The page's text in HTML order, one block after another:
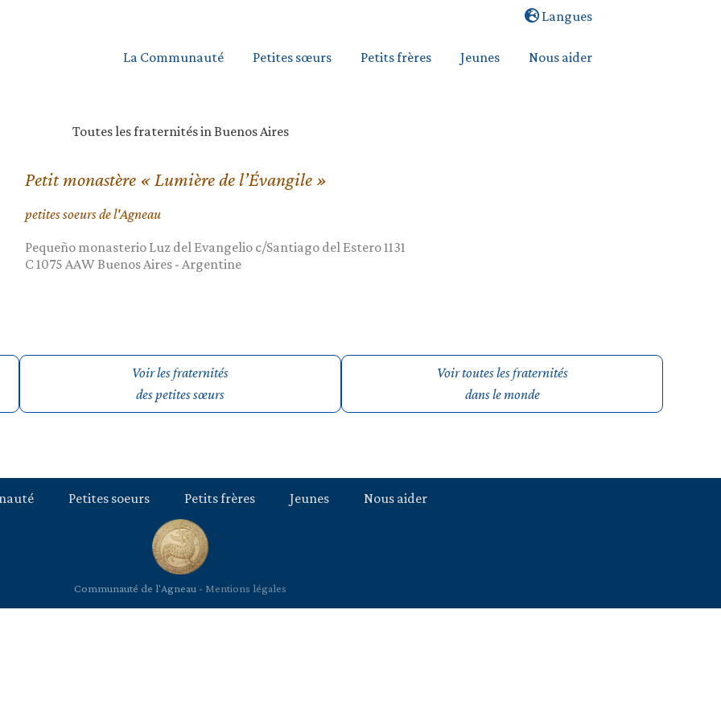
Langues
La Communauté Petites sœurs Petits frères Jeunes Nous aider
Toutes les fraternités in Buenos Aires
Petit monastère « Lumière de l’Évangile »
petites soeurs de l'Agneau
Pequeño monasterio Luz del Evangelio c/Santiago del Estero 1131
C 1075 AAW Buenos Aires- Argentine
Voir les fraternités
des petites sœurs
Voir toutes les fraternités
dans le monde
Petites soeurs Petits frères Jeunes Nous aider
Communauté de l'Agneau - Mentions légales